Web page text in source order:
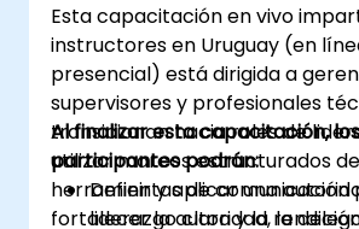
Esta capacitación en vivo
instructores en Uruguay (en
presencial) está dirigida a
supervisores y profesionales
transicionan hacia roles de
utilizar marcos estructurados
herramientas de comunicación
fortalecer la autoridad, la
Al finalizar esta capacitación,
participantes podrán:
Definir y aplicar una
liderazgo clara y la